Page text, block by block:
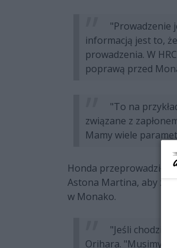
"Prowadzenie
informacją jest to,
prowadzenia. W
poprawą przed
"To na
związane z
Mamy wiele
Honda przeprowadziła
Astona Martina, aby
w Monako.
"Jeśli chodzi o
Orihara. "Musimy